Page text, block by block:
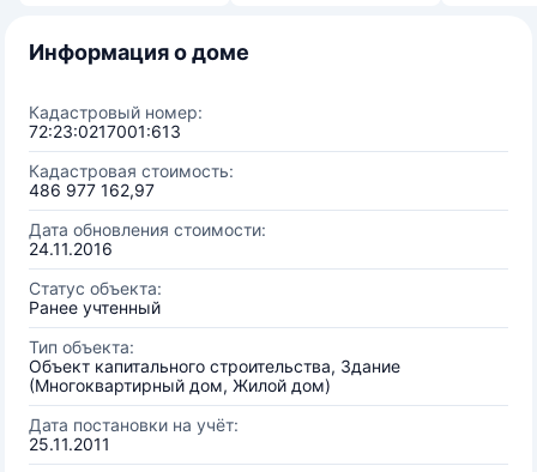
Информация о доме
Кадастровый номер:
72:23:0217001:613
Кадастровая стоимость:
486 977 162,97
Дата обновления стоимости:
24.11.2016
Статус объекта:
Ранее учтенный
Тип объекта:
Объект капитального строительства, Здание
(Многоквартирный дом, Жилой дом)
Дата постановки на учёт:
25.11.2011